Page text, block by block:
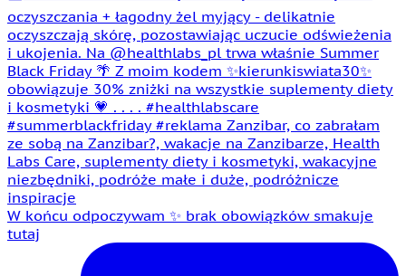
W końcu odpoczywam ✨ brak obowiązków smakuje
tutaj